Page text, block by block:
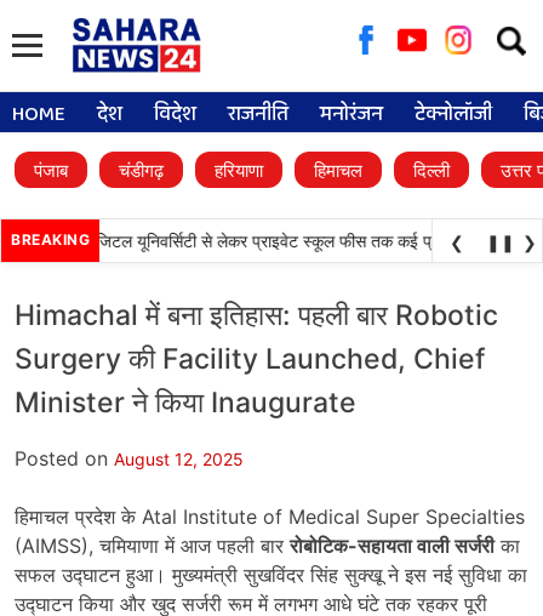
for:
HOME देश विदेश राजनीति मनोरंजन टेक्नोलॉजी
पंजाब चंडीगढ़ हरियाणा हिमाचल दिल्ली उत्तर
BREAKING
फैसले, डिजिटल यूनिवर्सिटी से लेकर प्राइवेट स्कूल फीस तक कई प्रस्तावों को मंजूरी •
❮ ❚❚ ❯
Himachal में बना इतिहास: पहली बार Robotic
Surgery की Facility Launched, Chief
Minister ने किया Inaugurate
Posted on August 12, 2025
हिमाचल प्रदेश के Atal Institute of Medical Super Specialties
(AIMSS), चमियाणा में आज पहली बाररोबोटिक-सहायता वाली सर्जरीका
सफल उद्घाटन हुआ। मुख्यमंत्री सुखविंदर सिंह सुक्खू ने इस नई सुविधा का
उद्घाटन किया और खुद सर्जरी रूम में लगभग आधे घंटे तक रहकर पूरी